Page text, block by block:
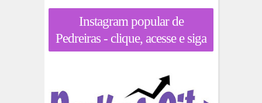
Instagram popular de
Pedreiras - clique, acesse e siga